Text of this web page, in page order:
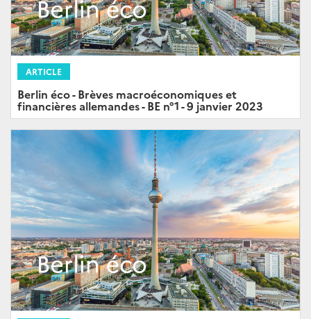
ARTICLE
Berlin éco - Brèves macroéconomiques et
financières allemandes - BE n°1 - 9 janvier 2023